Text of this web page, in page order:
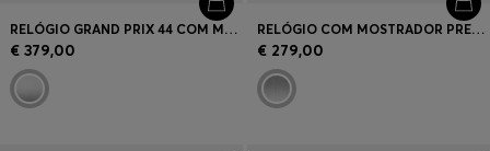
RELÓGIO GRAND PRIX 44 COM MOSTRADOR VERDE E BRACELETE DE AÇO
€ 379,00
RELÓGIO COM MOSTRADOR PRETO E BRACELETE DE ELOS MÚLTIPLOS
€ 279,00